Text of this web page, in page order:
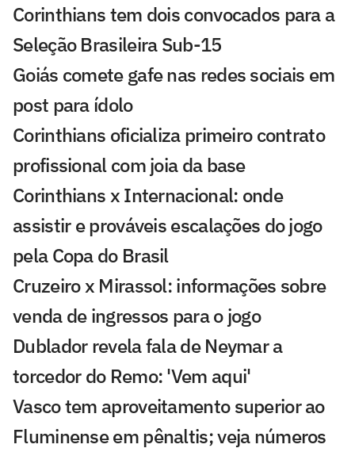
Corinthians tem dois convocados para a
Seleção Brasileira Sub-15
Goiás comete gafe nas redes sociais em
post para ídolo
Corinthians oficializa primeiro contrato
profissional com joia da base
Corinthians x Internacional: onde
assistir e prováveis escalações do jogo
pela Copa do Brasil
Cruzeiro x Mirassol: informações sobre
venda de ingressos para o jogo
Dublador revela fala de Neymar a
torcedor do Remo: 'Vem aqui'
Vasco tem aproveitamento superior ao
Fluminense em pênaltis; veja números